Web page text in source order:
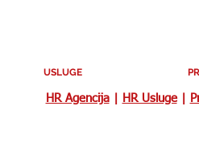
USLUGE
HR Agencija| HR Usluge|